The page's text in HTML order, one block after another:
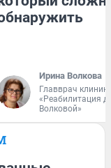
Ирина Волкова
Главврач
«Реабилитация
Волковой»